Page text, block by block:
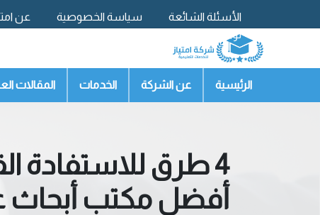
الأسئلة الشائعة سياسة الخصوصية عن
تواصل معنا
الرئيسية عن الشركة الخدمات المقالات
4 طرق للاستفادة
أفضل مكتب أبحاث